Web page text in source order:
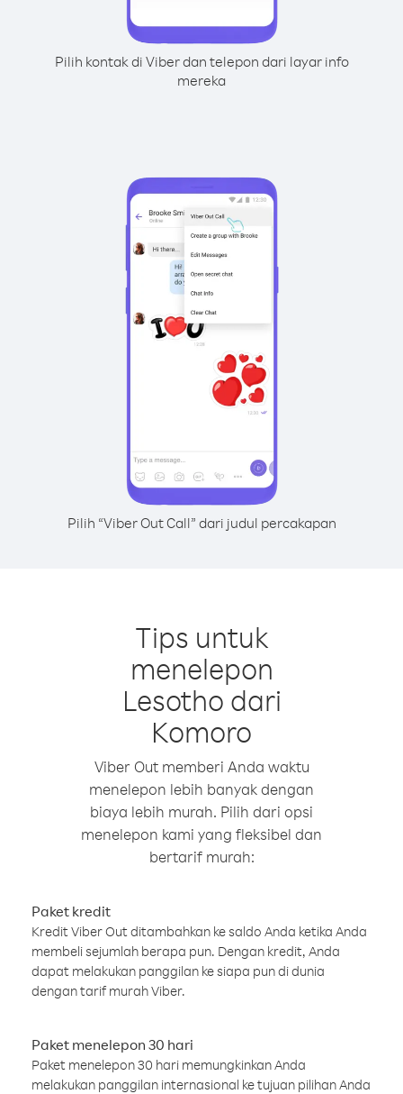
Pilih kontak di Viber dan telepon dari layar info
mereka
Pilih “Viber Out Call” dari judul percakapan
Tips untuk
menelepon
Lesotho dari
Komoro
Viber Out memberi Anda waktu
menelepon lebih banyak dengan
biaya lebih murah. Pilih dari opsi
menelepon kami yang fleksibel dan
bertarif murah:
Paket kredit
Kredit Viber Out ditambahkan ke saldo Anda ketika Anda
membeli sejumlah berapa pun. Dengan kredit, Anda
dapat melakukan panggilan ke siapa pun di dunia
dengan tarif murah Viber.
Paket menelepon 30 hari
Paket menelepon 30 hari memungkinkan Anda
melakukan panggilan internasional ke tujuan pilihan Anda